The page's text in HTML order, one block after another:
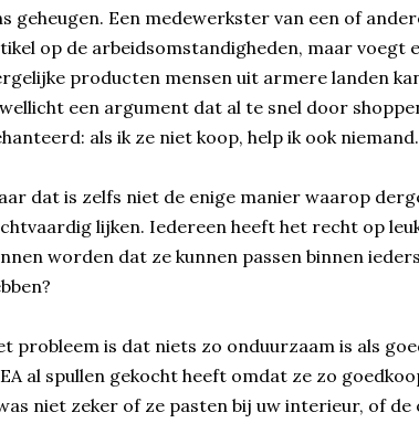
geheugen. Een medewerkster van een of
op de arbeidsomstandigheden, maar voegt
producten mensen uit armere landen
een argument dat al te snel door
als ik ze niet koop, help ik ook niemand.
dat is zelfs niet de enige manier waarop
lijken. Iedereen heeft het recht op
worden dat ze kunnen passen binnen
probleem is dat niets zo onduurzaam is als
al spullen gekocht heeft omdat ze zo
niet zeker of ze pasten bij uw interieur, of